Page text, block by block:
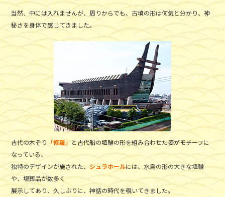
当然、中には入れませんが、周りからでも、古墳の形は何気と分かり、神
秘さを身体で感じてきました。
古代の木ぞり「修羅」と古代船の埴輪の形を組み合わせた姿がモチーフに
なっている、
独特のデザインが施された、シュラホールには、水鳥の形の大きな埴輪
や、埋葬品が数多く
展示してあり、久しぶりに、神話の時代を覗いてきました。